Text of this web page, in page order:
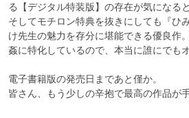
る【デジタル特装版】の存在が気になる
そしてモチロン特典を抜きにしても『ひ
け先生の魅力を存分に堪能できる優良作
姦に特化しているので、本当に誰にでも
電子書籍版の発売日まであと僅か。
皆さん、もう少しの辛抱で最高の作品が